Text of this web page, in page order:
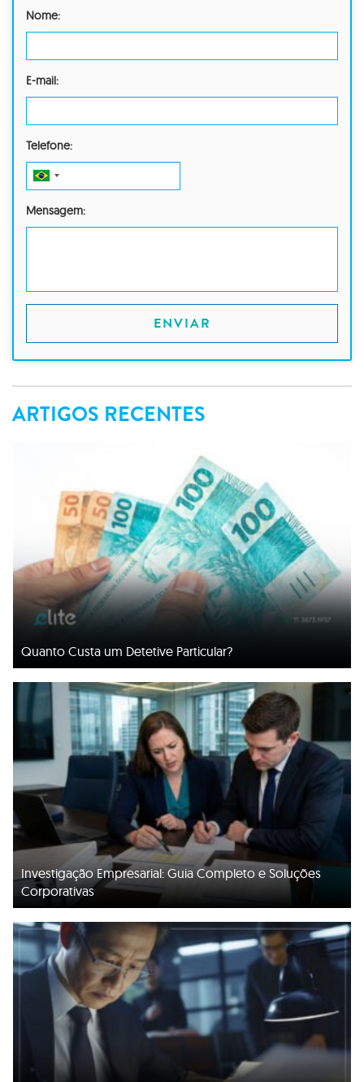
Nome:
E-mail:
Telefone:
Mensagem:
ENVIAR
ARTIGOS RECENTES
Quanto Custa um Detetive Particular?
Investigação Empresarial: Guia Completo e Soluções
Corporativas